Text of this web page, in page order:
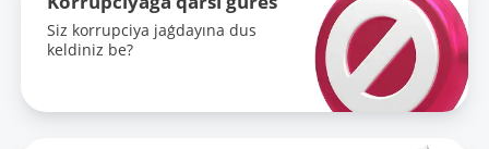
Siz korrupciya jaǵdayına dus
keldiniz be?